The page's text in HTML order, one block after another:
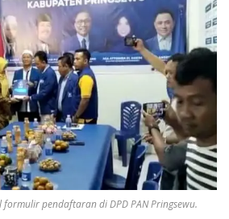
pendaftaran di DPD PAN Pringsewu.